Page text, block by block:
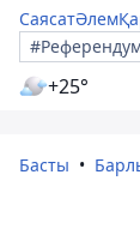
СаясатӘлем
+25°
Басты